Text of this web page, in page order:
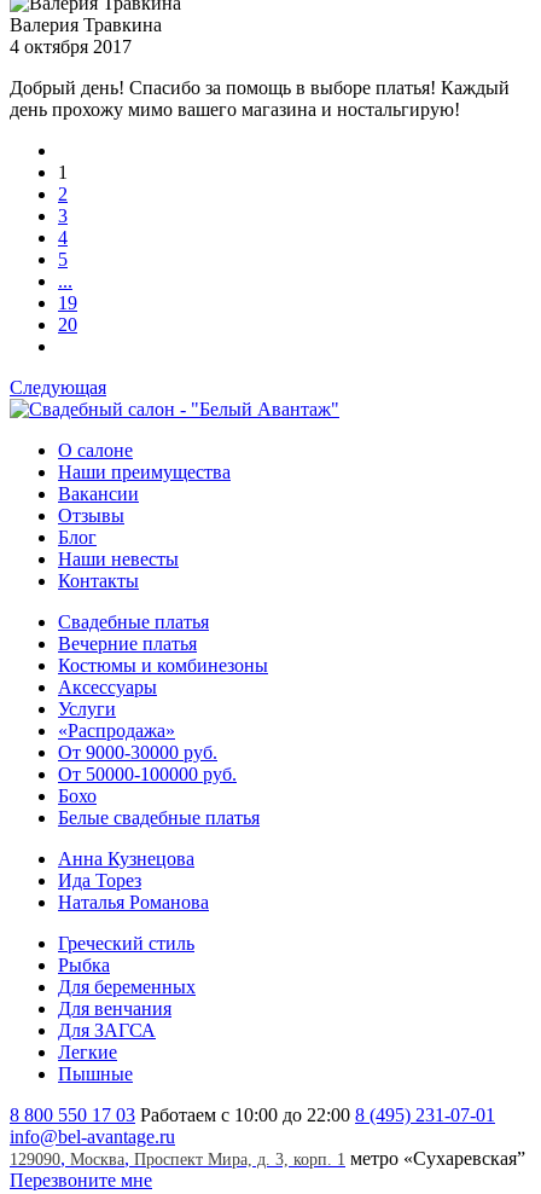
Валерия Травкина
4 октября 2017
Добрый день! Спасибо за помощь в выборе платья! Каждый
день прохожу мимо вашего магазина и ностальгирую!
1
2
3
4
5
...
19
20
Следующая
О салоне
Наши преимущества
Вакансии
Отзывы
Блог
Наши невесты
Контакты
Свадебные платья
Вечерние платья
Костюмы и комбинезоны
Аксессуары
Услуги
«Распродажа»
От 9000-30000 руб.
От 50000-100000 руб.
Бохо
Белые свадебные платья
Анна Кузнецова
Ида Торез
Наталья Романова
Греческий стиль
Рыбка
Для беременных
Для венчания
Для ЗАГСА
Легкие
Пышные
8 800 550 17 03 Работаем с 10:00 до 22:00 8 (495) 231-07-01
info@bel-avantage.ru
129090, Москва, Проспект Мира, д. 3, корп. 1 метро «Сухаревская”
Перезвоните мне